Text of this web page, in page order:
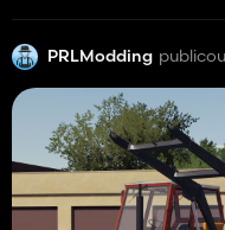
PRLModding